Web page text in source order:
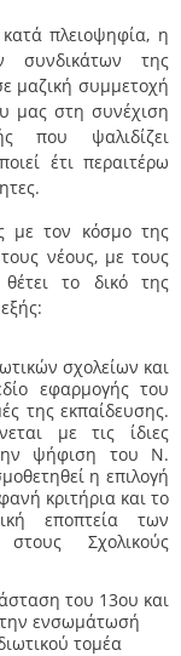
πλειοψηφία, η
συνδικάτων της
μαζική συμμετοχή
μας στη συνέχιση
που ψαλιδίζει
έτι περαιτέρω
με τον κόσμο της
νέους, με τους
το δικό της
σχολείων και
εφαρμογής του
της εκπαίδευσης.
με τις ίδιες
ψήφιση του Ν.
η επιλογή
κριτήρια και το
εποπτεία των
Σχολικούς
του 13ου και
ενσωμάτωσή
τομέα